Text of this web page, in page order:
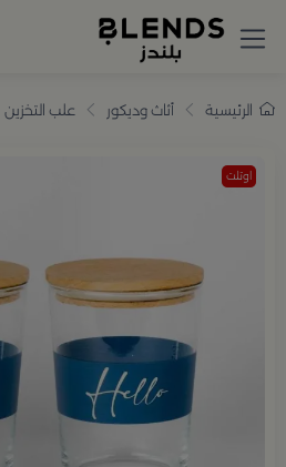
تسوّق من بلندز تشكيلة
الرئيسية أثاث وديكور علب التخزين
اوتلت